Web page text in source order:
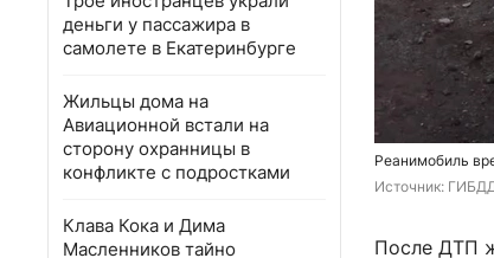
деньги у пассажира в
самолете в Екатеринбурге
Жильцы дома на
Авиационной встали на
сторону охранницы в
конфликте с подростками
Клава Кока и Дима
Масленников тайно
Реанимобиль
Источник:
После ДТП